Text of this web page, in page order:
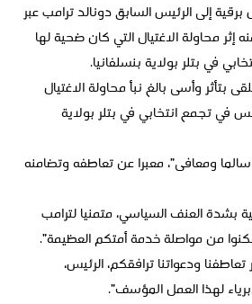
إلى الرئيس السابق دونالد ترامب عبر
محاولة الاغتيال التي كان ضحية لها
في بتلر بولاية بنسلفانيا.
بتأثر وأسى بالغ نبأ محاولة الاغتيال
في تجمع انتخابي في بتلر بولاية
ومعافى”، معبرا عن تعاطفه وتضامنه
بشدة العنف السياسي، متمنيا لترامب
من مواصلة خدمة أمتكم العظيمة”.
ودعواتنا ترافقكم، الرئيس،
لهذا العمل المؤسف”.